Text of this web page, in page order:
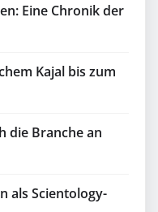
Eine Chronik der
Kajal bis zum
die Branche an
als Scientology-